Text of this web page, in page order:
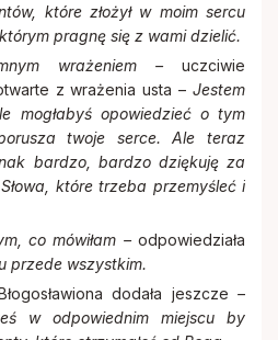
które złożył w moim sercu
pragnę się z wami dzielić.
wrażeniem – uczciwie
z wrażenia usta – Jestem
mogłabyś opowiedzieć o tym
twoje serce. Ale teraz
bardzo, bardzo dziękuję za
które trzeba przemyśleć i
co mówiłam – odpowiedziała
przede wszystkim.
dodała jeszcze –
w odpowiednim miejscu by